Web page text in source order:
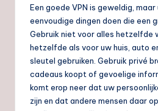
Een goede VPN is geweldig,
eenvoudige dingen doen die een
Gebruik niet voor alles hetzelfde
hetzelfde als voor uw huis, auto
sleutel gebruiken. Gebruik privé
cadeaus koopt of gevoelige
komt erop neer dat uw
zijn en dat andere mensen daar